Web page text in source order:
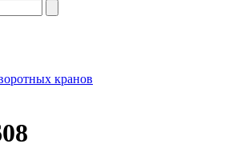
кранов